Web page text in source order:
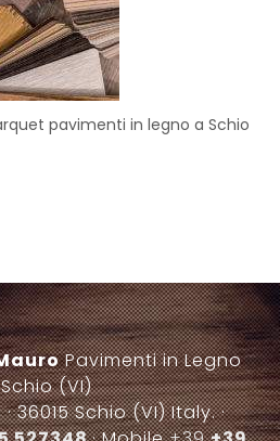
pavimenti in legno a Schio
Pavimenti in Legno
(VI)
36015 Schio (VI) Italy. ·